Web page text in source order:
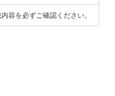
容を必ずご確認ください。